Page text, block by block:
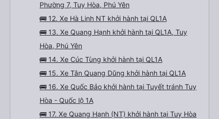
Phường 7, Tuy Hòa, Phú Yên
🚌 12. Xe Hà Linh NT khởi hành tại QL1A
🚌 13. Xe Quang Hạnh khởi hành tại QL1A, Tuy
Hòa, Phú Yên
🚌 14. Xe Cúc Tùng khởi hành tại QL1A
🚌 15. Xe Tân Quang Dũng khởi hành tại QL1A
🚌 16. Xe Quốc Bảo khởi hành tại Tuyết tránh Tuy
Hòa - Quốc lộ 1A
🚌 17. Xe Quang Hạnh (NT) khởi hành tại Tuy Hòa